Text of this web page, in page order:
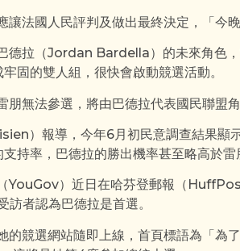
讓法國人民評判及做出最終決定，「今
德拉（Jordan Bardella）的未來角色
固的雙人組，很快會啟動競選活動。
朋無法參選，將由巴德拉代表國民聯盟角
）報導，今年6月初民意調查結果顯
持率，巴德拉的勝出機率甚至略高於雷
YouGov）近日在哈芬登郵報（
訪者認為巴德拉是首選。
的競選網站隨即上線，首頁標語為「為